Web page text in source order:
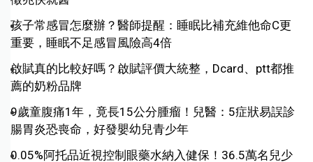
孩子常感冒怎麼辦？醫師提醒：睡眠比補充維他命C更
重要，睡眠不足感冒風險高4倍
啟賦真的比較好嗎？啟賦評價大統整，Dcard、ptt都推
薦的奶粉品牌
9歲童腹痛1年，竟長15公分腫瘤！兒醫：5症狀易誤診
腸胃炎恐喪命，好發嬰幼兒青少年
0.05%阿托品近視控制眼藥水納入健保！36.5萬名兒少